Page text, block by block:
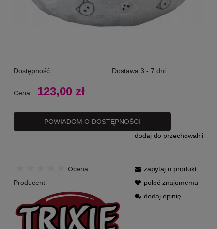
Dostępność: Dostawa 3 - 7 dni
Cena: 123,00 zł
POWIADOM O DOSTĘPNOŚCI
dodaj do przechowalni
Ocena:
Producent:
zapytaj o produkt
poleć znajomemu
dodaj opinię